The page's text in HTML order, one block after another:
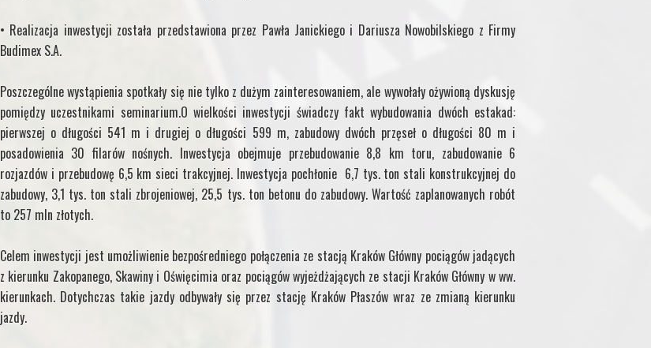
• Realizacja inwestycji została przedstawiona przez Pawła Janickiego i Dariusza Nowobilskiego z Firmy
Budimex S.A.
Poszczególne wystąpienia spotkały się nie tylko z dużym zainteresowaniem, ale wywołały ożywioną dyskusję
pomiędzy uczestnikami seminarium.O wielkości inwestycji świadczy fakt wybudowania dwóch estakad:
pierwszej o długości 541 m i drugiej o długości 599 m, zabudowy dwóch przęseł o długości 80 m i
posadowienia 30 filarów nośnych. Inwestycja obejmuje przebudowanie 8,8 km toru, zabudowanie 6
rozjazdów i przebudowę 6,5 km sieci trakcyjnej. Inwestycja pochłonie 6,7 tys. ton stali konstrukcyjnej do
zabudowy, 3,1 tys. ton stali zbrojeniowej, 25,5 tys. ton betonu do zabudowy. Wartość zaplanowanych robót
to 257 mln złotych.
Celem inwestycji jest umożliwienie bezpośredniego połączenia ze stacją Kraków Główny pociągów jadących
z kierunku Zakopanego, Skawiny i Oświęcimia oraz pociągów wyjeżdżających ze stacji Kraków Główny w ww.
kierunkach. Dotychczas takie jazdy odbywały się przez stację Kraków Płaszów wraz ze zmianą kierunku
jazdy.